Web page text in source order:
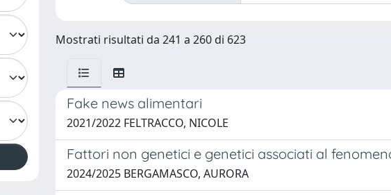
Mostrati risultati da 241 a 260 di 623
Fake news alimentari
2021/2022 FELTRACCO, NICOLE
Fattori non genetici e genetici associati al
2024/2025 BERGAMASCO, AURORA